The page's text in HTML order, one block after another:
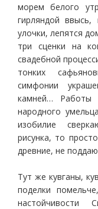
морем белого
гирляндой
улочки, лепятся
три сценки на
свадебной
тонких
симфонии
камней…
народного
изобилие
рисунка, то
древние, не
Тут же кувганы,
поделки
настойчивости